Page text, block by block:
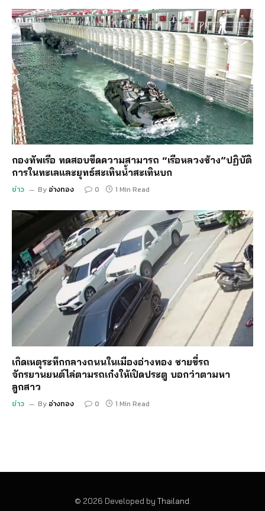
กองทัพเรือ ทดสอบขีดความสามารถ “เรือหลวงช้าง”ปฏิบัติ
การในทะเลและยุทธ์สะเทินน้ำสะเทินบก
ข่าว By อ่างทอง 0 1 Min Read
เกิดเหตุระทึกกลางถนนในเมืองอ่างทอง ชายขี่รถ
จักรยานยนต์ไล่ตามรถเก๋งให้เปิดประตู บอกว่าตามหา
ลูกสาว
ข่าว By อ่างทอง 0 1 Min Read
© 2026 Developed by Thailand